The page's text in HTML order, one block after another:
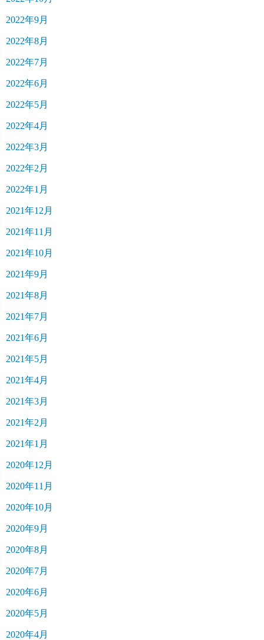
2022年9月
2022年8月
2022年7月
2022年6月
2022年5月
2022年4月
2022年3月
2022年2月
2022年1月
2021年12月
2021年11月
2021年10月
2021年9月
2021年8月
2021年7月
2021年6月
2021年5月
2021年4月
2021年3月
2021年2月
2021年1月
2020年12月
2020年11月
2020年10月
2020年9月
2020年8月
2020年7月
2020年6月
2020年5月
2020年4月